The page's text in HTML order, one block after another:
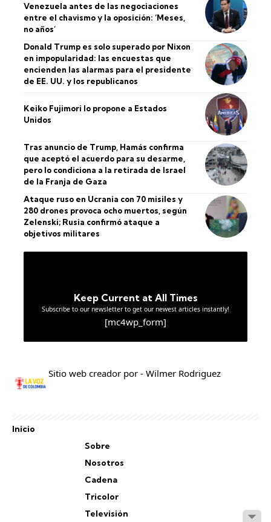
Venezuela antes de las negociaciones
entre el chavismo y la oposición: ‘Meses,
no años’
Donald Trump es solo superado por Nixon
en impopularidad: las encuestas que
encienden las alarmas para el presidente
de EE. UU. y los republicanos
Keiko Fujimori lo propone a Estados
Unidos
Tras anuncio de Trump, Hamás confirma
que aceptó el acuerdo para su desarme,
pero lo condiciona a la retirada de Israel
de la Franja de Gaza
Ataque ruso en Ucrania con 70 misiles y
280 drones provoca ocho muertos, según
Zelenski; Rusia confirmó ataque a
objetivos militares
Keep Current at All Times
Subscribe to our newsletter to get our newest articles instantly!
[mc4wp_form]
Sitio web creador por - Wilmer Rodriguez
Inicio
Sobre
Nosotros
Cadena
Tricolor
Televisión